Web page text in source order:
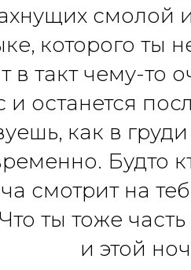
смолой
которого ты
такт чему-то
и останется
как в
Будто
смотрит на
ты тоже часть
и этой